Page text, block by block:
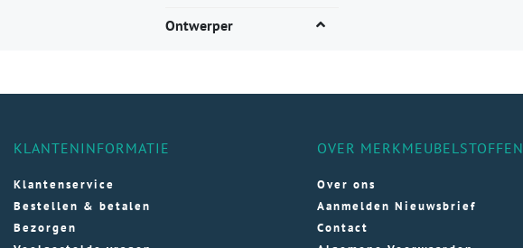
Ontwerper
KLANTENINFORMATIE
Klantenservice
Bestellen & betalen
Bezorgen
OVER MERKMEUBELSTOFFEN
Over ons
Aanmelden Nieuwsbrief
Contact